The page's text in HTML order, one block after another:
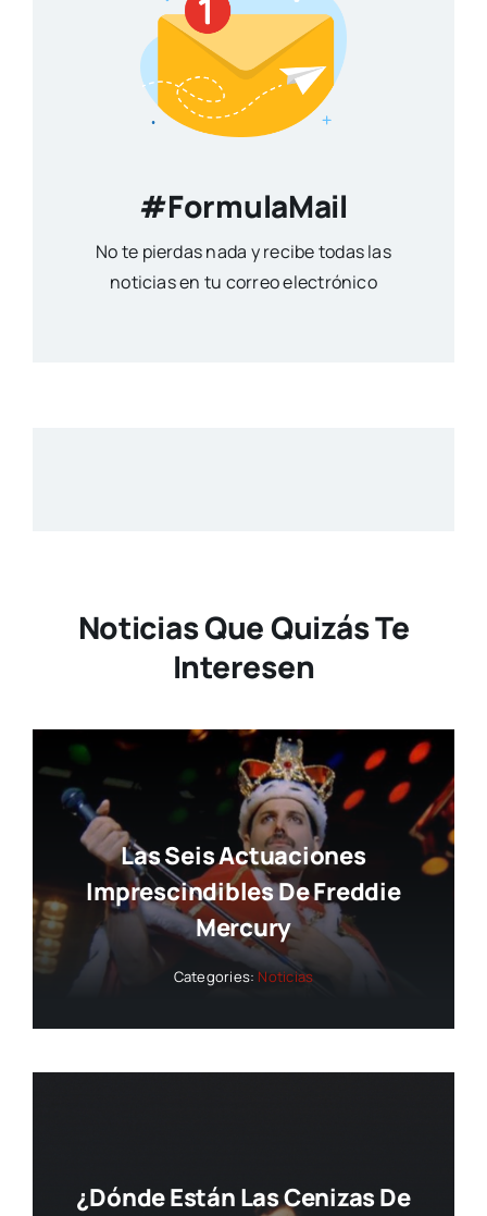
#FormulaMail
No te pierdas nada y recibe todas las
noticias en tu correo electrónico
Noticias Que Quizás Te
Interesen
Las Seis Actuaciones
Imprescindibles De Freddie
Mercury
Categories: Noticias
¿Dónde Están Las Cenizas De